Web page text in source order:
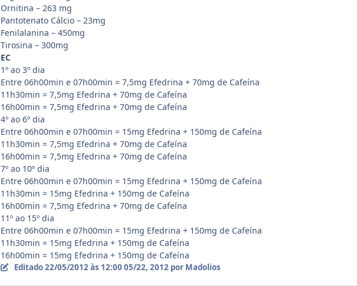
Ornitina – 263 mg
Pantotenato Cálcio – 23mg
Fenilalanina – 450mg
Tirosina – 300mg
EC
1º ao 3º dia
Entre 06h00min e 07h00min = 7,5mg Efedrina + 70mg de Cafeína
11h30min = 7,5mg Efedrina + 70mg de Cafeína
16h00min = 7,5mg Efedrina + 70mg de Cafeína
4º ao 6º dia
Entre 06h00min e 07h00min = 15mg Efedrina + 150mg de Cafeína
11h30min = 7,5mg Efedrina + 70mg de Cafeína
16h00min = 7,5mg Efedrina + 70mg de Cafeína
7º ao 10º dia
Entre 06h00min e 07h00min = 15mg Efedrina + 150mg de Cafeína
11h30min = 15mg Efedrina + 150mg de Cafeína
16h00min = 7,5mg Efedrina + 70mg de Cafeína
11º ao 15º dia
Entre 06h00min e 07h00min = 15mg Efedrina + 150mg de Cafeína
11h30min = 15mg Efedrina + 150mg de Cafeína
16h00min = 15mg Efedrina + 150mg de Cafeína
Editado22/05/2012 às 12:00 05/22, 2012 por Madolios